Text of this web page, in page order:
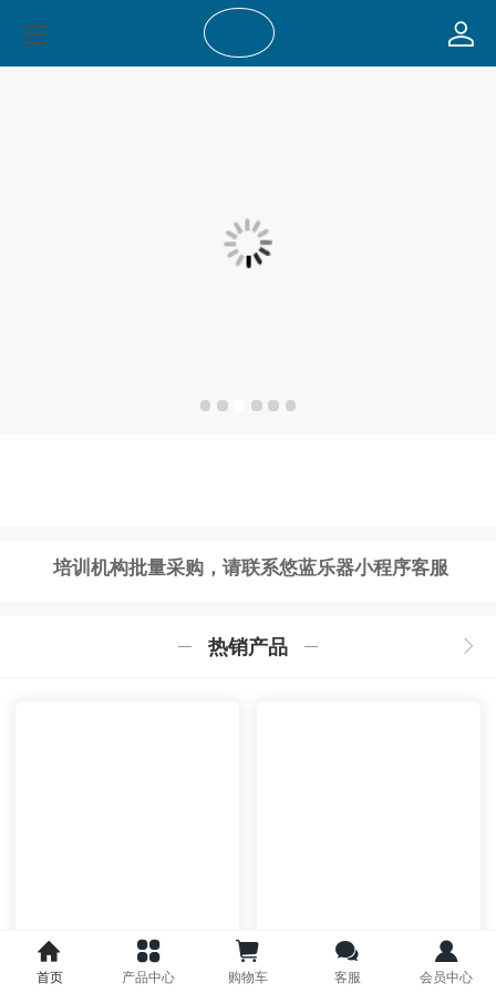
培训机构批量采购，请联系悠蓝乐器小程序客服
热销产品
便携折叠琴托【沙龙吉
他出品】
美国Woodside琴托GS4-
PCL, GS4-Pro, GS4-ELG
首页 产品中心 购物车 客服 会员中心